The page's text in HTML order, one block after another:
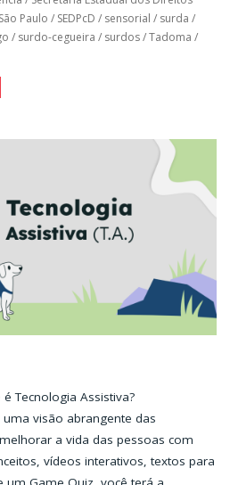
Paulo / SEDPcD / sensorial / surda /
/ surdo-cegueira / surdos/Tadoma /
Tecnologia Assistiva?
visão abrangente das
a vida das pessoas com
vídeos interativos, textos para